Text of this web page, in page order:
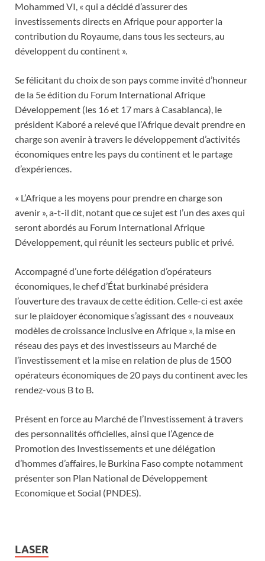
Mohammed VI, « qui a décidé d’assurer des
investissements directs en Afrique pour apporter la
contribution du Royaume, dans tous les secteurs, au
développent du continent ».
Se félicitant du choix de son pays comme invité d’honneur
de la 5e édition du Forum International Afrique
Développement (les 16 et 17 mars à Casablanca), le
président Kaboré a relevé que l’Afrique devait prendre en
charge son avenir à travers le développement d’activités
économiques entre les pays du continent et le partage
d’expériences.
« L’Afrique a les moyens pour prendre en charge son
avenir », a-t-il dit, notant que ce sujet est l’un des axes qui
seront abordés au Forum International Afrique
Développement, qui réunit les secteurs public et privé.
Accompagné d’une forte délégation d’opérateurs
économiques, le chef d’État burkinabé présidera
l’ouverture des travaux de cette édition. Celle-ci est axée
sur le plaidoyer économique s’agissant des « nouveaux
modèles de croissance inclusive en Afrique », la mise en
réseau des pays et des investisseurs au Marché de
l’investissement et la mise en relation de plus de 1500
opérateurs économiques de 20 pays du continent avec les
rendez-vous B to B.
Présent en force au Marché de l’Investissement à travers
des personnalités officielles, ainsi que l’Agence de
Promotion des Investissements et une délégation
d’hommes d’affaires, le Burkina Faso compte notamment
présenter son Plan National de Développement
Economique et Social (PNDES).
LASER